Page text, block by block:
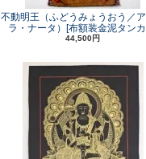
不動明王（ふどうみょうおう／
ラ・ナータ）[布額装金泥タン
44,500円